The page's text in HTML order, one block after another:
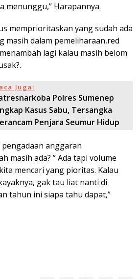
menunggu,” Harapannya.
memprioritaskan yang sudah ada
masih dalam pemeliharaan,red
lagi kalau masih belom
Juga:
Polres Sumenep
Kasus Sabu, Tersangka
Penjara Seumur Hidup
anggaran
masih ada? ” Ada tapi volume
mencari yang pioritas. Kalau
gak tau liat nanti di
tahun ini siapa tahu dapat,”